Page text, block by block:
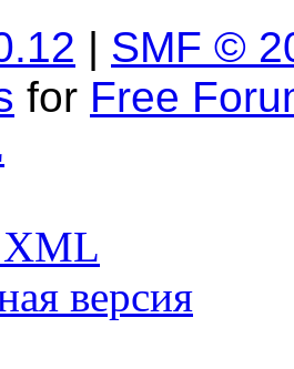
| SMF ©
for Free
XML
версия